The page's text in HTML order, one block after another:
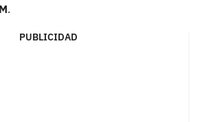
.
PUBLICIDAD